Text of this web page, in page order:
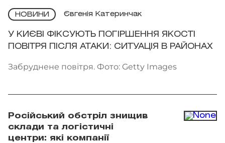
НОВИНИ Євгенія Катеринчак
У КИЄВІ ФІКСУЮТЬ ПОГІРШЕННЯ ЯКОСТІ
ПОВІТРЯ ПІСЛЯ АТАКИ: СИТУАЦІЯ В РАЙОНАХ
Забруднене повітря. Фото: Getty Images
Російський обстріл знищив
склади та логістичні
центри: які компанії